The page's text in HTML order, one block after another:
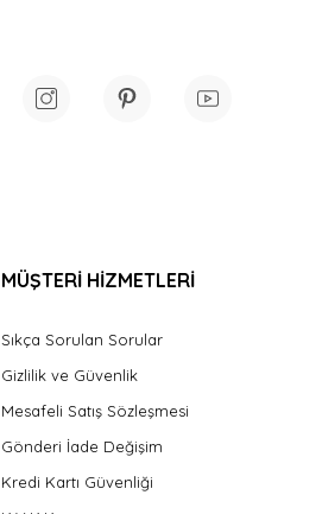
MÜŞTERİ HİZMETLERİ
Sıkça Sorulan Sorular
Gizlilik ve Güvenlik
Mesafeli Satış Sözleşmesi
Gönderi İade Değişim
Kredi Kartı Güvenliği